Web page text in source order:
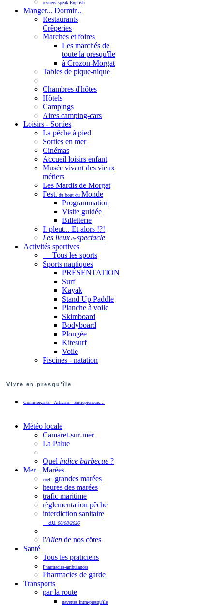
owners speak English
Manger... Dormir...
Restaurants
Crêperies
Marchés et foires
Les marchés de
toute la presqu'île
à Crozon-Morgat
Tables de pique-nique
Chambres d'hôtes
Hôtels
Campings
Aires camping-cars
Loisirs - Sorties
La pêche à pied
Sorties en mer
Cinémas
Accueil loisirs enfant
Musée vivant des vieux
métiers
Les Mardis de Morgat
Fest. du bout du Monde
Programmation
Visite guidée
Billetterie
Il pleut... Et alors !?!
Les lieux despectacle
Activités sportives
Tous les sports
Sports nautiques
PRÉSENTATION
Surf
Kayak
Stand Up Paddle
Planche à voile
Skimboard
Bodyboard
Plongée
Kitesurf
Voile
Piscines - natation
Vivre en presqu'île
Commerçants - Artisans - Entrepreneurs...
Météo locale
Camaret-sur-mer
La Palue
Quel indice barbecue ?
Mer - Marées
coeff. grandes marées
heures des marées
trafic maritime
règlementation pêche
interdiction sanitaire
au 06/08/2026
l'Alien de nos côtes
Santé
Tous les praticiens
Pharmacies-ambulances
Pharmacies de garde
Transports
par la route
navettes intra-presqu'île